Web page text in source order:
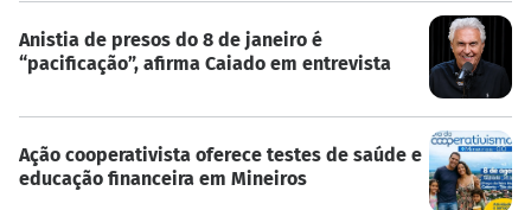
Anistia de presos do 8 de janeiro é
“pacificação”, afirma Caiado em entrevista
Ação cooperativista oferece testes de saúde e
educação financeira em Mineiros